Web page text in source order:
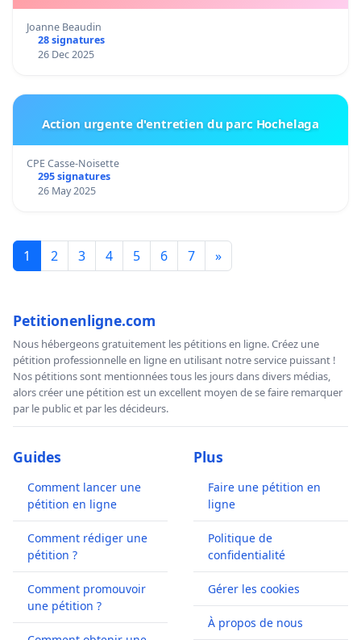
Joanne Beaudin
28 signatures
26 Dec 2025
Action urgente d'entretien du parc Hochelaga
CPE Casse-Noisette
295 signatures
26 May 2025
1 2 3 4 5 6 7 »
Petitionenligne.com
Nous hébergeons gratuitement les pétitions en ligne. Créez une
pétition professionnelle en ligne en utilisant notre service puissant !
Nos pétitions sont mentionnées tous les jours dans divers médias,
alors créer une pétition est un excellent moyen de se faire remarquer
par le public et par les décideurs.
Guides
Comment lancer une
pétition en ligne
Comment rédiger une
pétition ?
Comment promouvoir
une pétition ?
Plus
Faire une pétition en
ligne
Politique de
confidentialité
Gérer les cookies
À propos de nous